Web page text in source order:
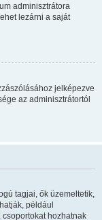
adminisztrátora
lezárni a saját
jelképezve
az adminisztrátortól
tagjai, ők üzemeltetik,
például
hozhatnak